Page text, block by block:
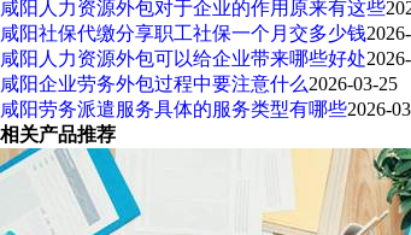
咸阳人力资源外包对于企业的作用原来有这些
咸阳社保代缴分享职工社保一个月交多少钱
咸阳人力资源外包可以给企业带来哪些好处
咸阳企业劳务外包过程中要注意什么2026-03-25
咸阳劳务派遣服务具体的服务类型有哪些2026-
相关产品推荐